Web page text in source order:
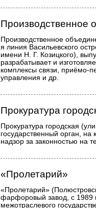
Производственное
Производственное
я линия Васильевского
имени Н. Г. Козицкого),
разрабатывает и
комплексы связи, приёмо-
управления и др.
Прокуратура
Прокуратура городская
государственный орган, на
надзор за законностью на
«Пролетарий»
«Пролетарий»
фарфоровый завод, с 1989
межотраслевого